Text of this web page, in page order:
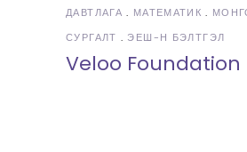
ДАВТЛАГА МАТЕМАТИК
СУРГАЛТ
ЭЕШ-Н БЭЛТГЭЛ
Veloo Foundation